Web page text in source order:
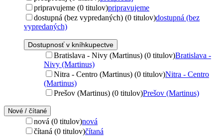
pripravujeme (0 titulov)pripravujeme
dostupná (bez vypredaných) (0 titulov)dostupná (bez
vypredaných)
Dostupnosť v kníhkupectve
Bratislava - Nivy (Martinus) (0 titulov)Bratislava -
Nivy (Martinus)
Nitra - Centro (Martinus) (0 titulov)Nitra - Centro
(Martinus)
Prešov (Martinus) (0 titulov)Prešov (Martinus)
Nové / čítané
nová (0 titulov)nová
čítaná (0 titulov)čítaná